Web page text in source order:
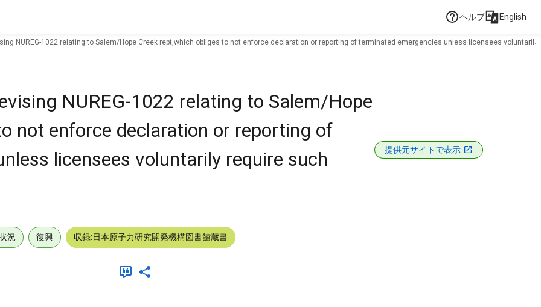
ヘルプ English
NUREG-1022 relating to Salem/Hope Creek rept,which obliges to not enforce declaration or reporting of terminated emergencies unless licensees voluntarily
NUREG-1022 relating to Salem/Hope
not enforce declaration or reporting of
licensees voluntarily require such
提供元サイトで表示
況 復興 収録:日本原子力研究開発機構図書館蔵書